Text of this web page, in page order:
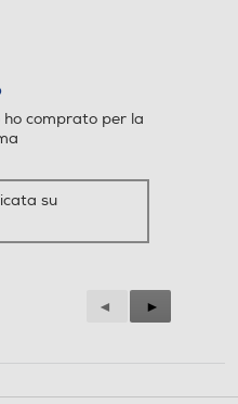
comprato per la
su
Precedente
Reviews
◄
Successiva
Reviews
►